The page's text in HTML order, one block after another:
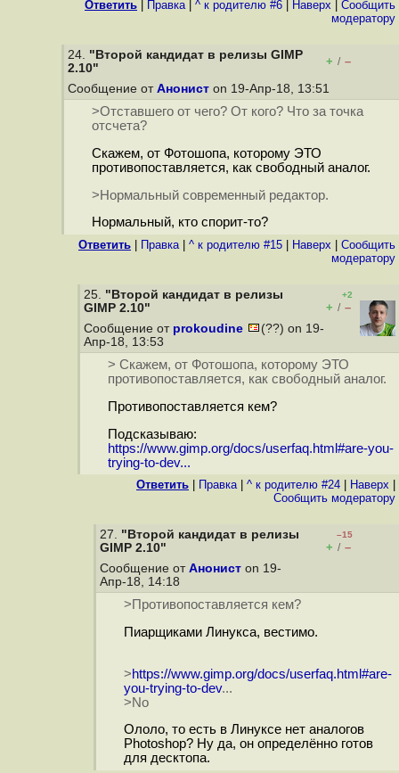
Ответить Правка| ^ к родителю #6 Наверх
Cообщить
модератору
24. "Второй кандидат в релизы GIMP
2.10"
+ / –
Сообщение от Анонист on 19-Апр-18, 13:51
>Отставшего от чего? От кого? Что за точка
отсчета?
Скажем, от Фотошопа, которому ЭТО
противопоставляется, как свободный аналог.
>Нормальный современный редактор.
Нормальный, кто спорит-то?
Ответить Правка| ^ к родителю #15 Наверх
Cообщить
модератору
25. "Второй кандидат в релизы
GIMP 2.10"
+2
+ / –
Сообщение от prokoudine
(??) on 19-
Апр-18, 13:53
> Скажем, от Фотошопа, которому ЭТО
противопоставляется, как свободный аналог.
Противопоставляется кем?
Подсказываю:
https://www.gimp.org/docs/userfaq.html#are-you-
trying-to-dev...
Ответить Правка| ^ к родителю #24 Наверх
Cообщить модератору
27. "Второй кандидат в релизы
GIMP 2.10"
–15
+ / –
Сообщение от Анонист on 19-
Апр-18, 14:18
>Противопоставляется кем?
Пиарщиками Линукса, вестимо.
>https://www.gimp.org/docs/userfaq.html#are-
you-trying-to-dev...
>No
Ололо, то есть в Линуксе нет аналогов
Photoshop? Ну да, он определённо готов
для десктопа.